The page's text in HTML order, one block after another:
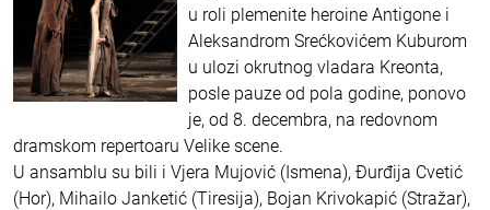
u roli plemenite heroine Antigone i
Aleksandrom Srećkovićem Kuburom
u ulozi okrutnog vladara Kreonta,
posle pauze od pola godine, ponovo
je, od 8. decembra, na redovnom
dramskom repertoaru Velike scene.
U ansamblu su bili i Vjera Mujović (Ismena), Đurđija Cvetić
(Hor), Mihailo Janketić (Tiresija), Bojan Krivokapić (Stražar),